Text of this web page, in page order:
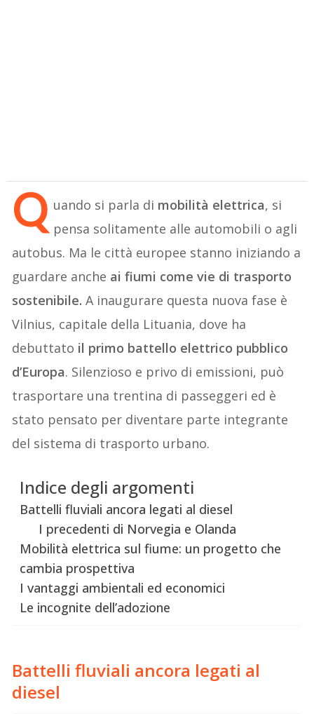
Q uando si parla di mobilità elettrica, si
pensa solitamente alle automobili o agli
autobus. Ma le città europee stanno iniziando a
guardare anche ai fiumi come vie di trasporto
sostenibile.A inaugurare questa nuova fase è
Vilnius, capitale della Lituania, dove ha
debuttato il primo battello elettrico pubblico
d’Europa. Silenzioso e privo di emissioni, può
trasportare una trentina di passeggeri ed è
stato pensato per diventare parte integrante
del sistema di trasporto urbano.
Indice degli argomenti
Battelli fluviali ancora legati al diesel
I precedenti di Norvegia e Olanda
Mobilità elettrica sul fiume: un progetto che
cambia prospettiva
I vantaggi ambientali ed economici
Le incognite dell’adozione
Battelli fluviali ancora legati al
diesel